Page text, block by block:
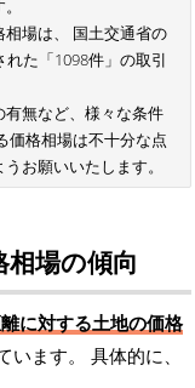
場は、 国土交通省の
た「1098件」の取引
無など、様々な条件
価格相場は不十分な点
お願いいたします。
場の傾向
に対する土地の価格
います。 具体的に、